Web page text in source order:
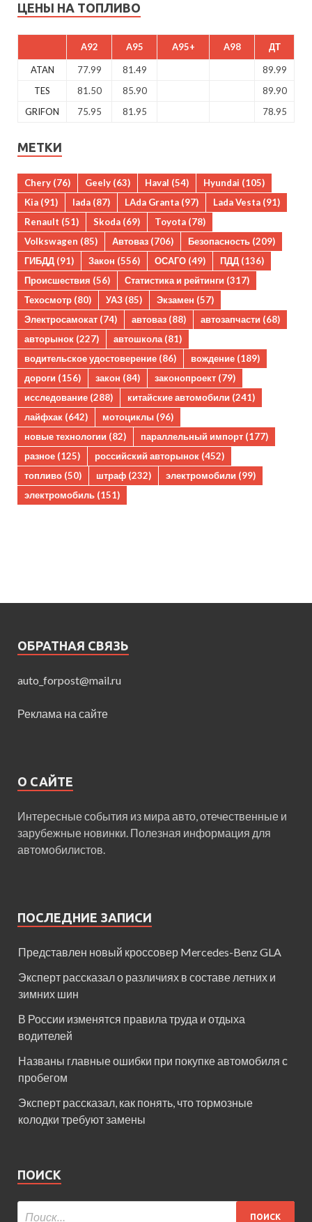
ЦЕНЫ НА ТОПЛИВО
A92 A95 A95+ A98 ДТ
ATAN 77.99 81.49
89.99
TES
81.50 85.90
89.90
GRIFON
75.95 81.95 78.95
МЕТКИ
Chery (76) Geely (63) Haval (54) Hyundai (105)
Kia (91) lada (87) LAda Granta (97) Lada Vesta (91)
Renault (51) Skoda (69) Toyota (78)
Volkswagen (85) Автоваз (706) Безопасность (209)
ГИБДД (91) Закон (556) ОСАГО (49) ПДД (136)
Происшествия (56) Статистика и рейтинги (317)
Техосмотр (80) УАЗ (85) Экзамен (57)
Электросамокат (74) автоваз (88) автозапчасти (68)
авторынок (227) автошкола(81)
водительское удостоверение (86) вождение (189)
дороги (156) закон (84) законопроект (79)
исследование (288) китайские автомобили (241)
лайфхак (642) мотоциклы (96)
новые технологии (82) параллельный импорт (177)
разное (125) российский авторынок (452)
топливо (50) штраф (232) электромобили (99)
электромобиль (151)
ОБРАТНАЯ СВЯЗЬ
auto_forpost@mail.ru
Реклама на сайте
О САЙТЕ
Интересные события из мира авто, отечественные и
зарубежные новинки. Полезная информация для
автомобилистов.
ПОСЛЕДНИЕ ЗАПИСИ
Представлен новый кроссовер Mercedes-Benz GLA
Эксперт рассказал о различиях в составе летних и
зимних шин
В России изменятся правила труда и отдыха
водителей
Названы главные ошибки при покупке автомобиля с
пробегом
Эксперт рассказал, как понять, что тормозные
колодки требуют замены
ПОИСК